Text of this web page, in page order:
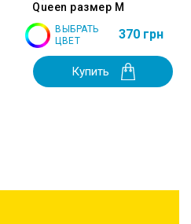
Queen размер M
ВЫБРАТЬ
ЦВЕТ
370 грн
Купить